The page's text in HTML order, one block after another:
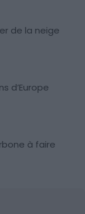
de la neige
d’Europe
à faire